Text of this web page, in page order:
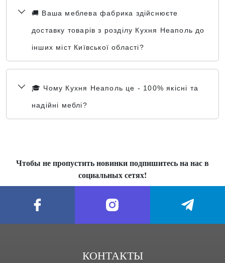
🚚 Ваша меблева фабрика здійснюєте
доставку товарів з розділу Кухня Неаполь до
інших міст Київської області?
🎓 Чому Кухня Неаполь це - 100% якісні та
надійні меблі?
Чтобы не пропустить новинки подпишитесь на нас в
социальных сетях!
КОНТАКТЫ